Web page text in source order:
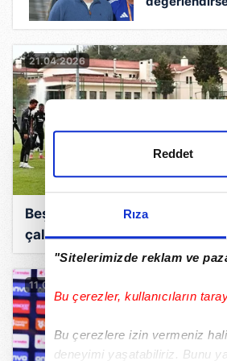
Rıza
"Sitelerimizde reklam ve
Bu çerezler, kullanıcıların
Bu çerezlere izin vermeniz
deneyimi yaşatabiliriz. Bunu
Reddet
21.04.2026
Beşiktaş, kondisyon ve taktik
çalıştı!
11.04.2026